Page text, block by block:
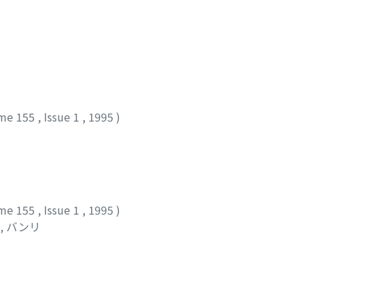
155 , Issue 1 , 1995 )
155 , Issue 1 , 1995 )
バンリ